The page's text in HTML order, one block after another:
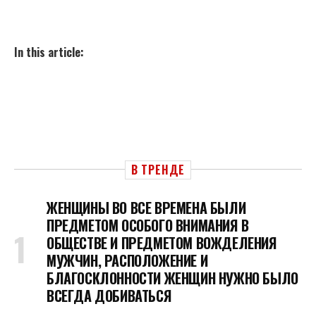
In this article:
В ТРЕНДЕ
ЖЕНЩИНЫ ВО ВСЕ ВРЕМЕНА БЫЛИ
ПРЕДМЕТОМ ОСОБОГО ВНИМАНИЯ В
ОБЩЕСТВЕ И ПРЕДМЕТОМ ВОЖДЕЛЕНИЯ
МУЖЧИН, РАСПОЛОЖЕНИЕ И
БЛАГОСКЛОННОСТИ ЖЕНЩИН НУЖНО БЫЛО
ВСЕГДА ДОБИВАТЬСЯ